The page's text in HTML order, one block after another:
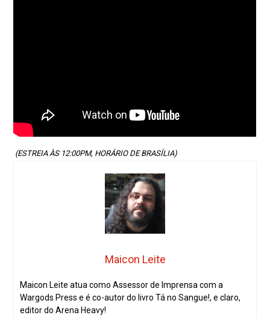
(ESTREIA ÀS 12:00PM, HORÁRIO DE BRASÍLIA)
Maicon Leite
Maicon Leite atua como Assessor de Imprensa com a
Wargods Press e é co-autor do livro Tá no Sangue!, e claro,
editor do Arena Heavy!